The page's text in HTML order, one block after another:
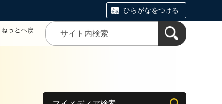
ひらがなをつける
っとへ戻
マイメディア検索